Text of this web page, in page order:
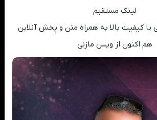
لینک مستقیم
با کیفیت بالا به همراه متن و پخش آنلاین
هم اکنون از ویس مازنی